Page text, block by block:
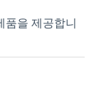
품을 제공합니